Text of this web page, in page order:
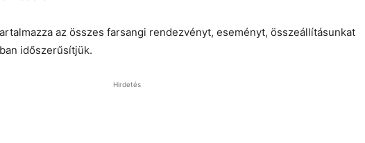
az összes farsangi rendezvényt, eseményt, összeállításunkat
időszerűsítjük.
Hirdetés